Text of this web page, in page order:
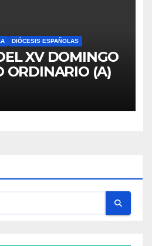
DIÓCESIS ESPAÑOLAS
XV DOMINGO
ORDINARIO (A)